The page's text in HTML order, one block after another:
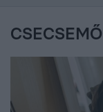
CSECSEMŐ